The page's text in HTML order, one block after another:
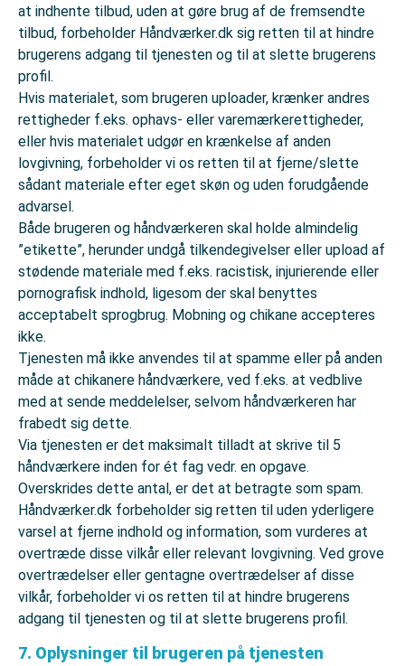
at indhente tilbud, uden at gøre brug af de fremsendte
tilbud, forbeholder Håndværker.dk sig retten til at hindre
brugerens adgang til tjenesten og til at slette brugerens
profil.
Hvis materialet, som brugeren uploader, krænker andres
rettigheder f.eks. ophavs- eller varemærkerettigheder,
eller hvis materialet udgør en krænkelse af anden
lovgivning, forbeholder vi os retten til at fjerne/slette
sådant materiale efter eget skøn og uden forudgående
advarsel.
Både brugeren og håndværkeren skal holde almindelig
”etikette”, herunder undgå tilkendegivelser eller upload af
stødende materiale med f.eks. racistisk, injurierende eller
pornografisk indhold, ligesom der skal benyttes
acceptabelt sprogbrug. Mobning og chikane accepteres
ikke.
Tjenesten må ikke anvendes til at spamme eller på anden
måde at chikanere håndværkere, ved f.eks. at vedblive
med at sende meddelelser, selvom håndværkeren har
frabedt sig dette.
Via tjenesten er det maksimalt tilladt at skrive til 5
håndværkere inden for ét fag vedr. en opgave.
Overskrides dette antal, er det at betragte som spam.
Håndværker.dk forbeholder sig retten til uden yderligere
varsel at fjerne indhold og information, som vurderes at
overtræde disse vilkår eller relevant lovgivning. Ved grove
overtrædelser eller gentagne overtrædelser af disse
vilkår, forbeholder vi os retten til at hindre brugerens
adgang til tjenesten og til at slette brugerens profil.
7. Oplysninger til brugeren på tjenesten